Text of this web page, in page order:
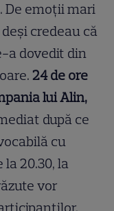
De emoţii mari
credeau că
a dovedit din
24 de ore
lui Alin,
după ce
cu
20.30, la
vor